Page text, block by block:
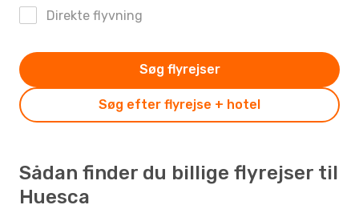
Direkte flyvning
Søg efter flyrejse + hotel
Søg flyrejser
Sådan finder du billige flyrejser til
Huesca